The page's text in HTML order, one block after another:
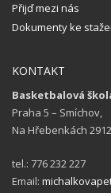
Přijď mezi nás
Dokumenty ke
KONTAKT
Basketbalová
Praha 5 – Smíchov,
Na Hřebenkách
tel.: 776 232 227
Email: